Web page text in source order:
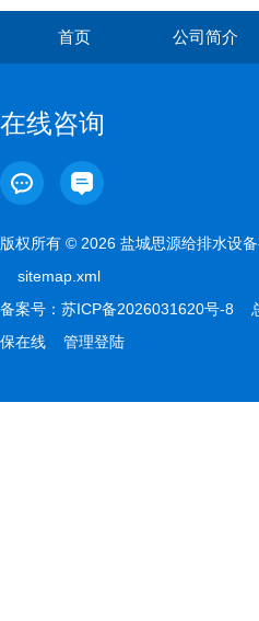
首页 公司简介
在线咨询
版权所有 © 2026 盐城思源给排水设
sitemap.xml
备案号： 苏ICP备2026031620号-8
保在线
管理登陆